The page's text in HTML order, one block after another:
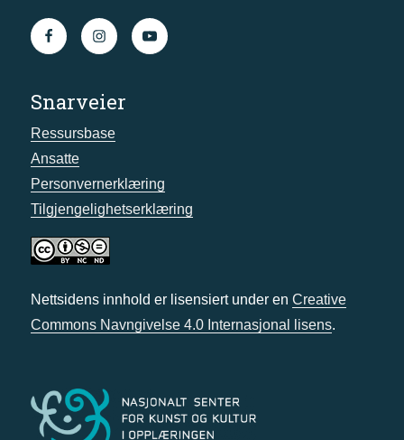
Snarveier
Ressursbase
Ansatte
Personvernerklæring
Tilgjengelighetserklæring
Nettsidens innhold er lisensiert under en Creative
Commons Navngivelse 4.0 Internasjonal lisens.